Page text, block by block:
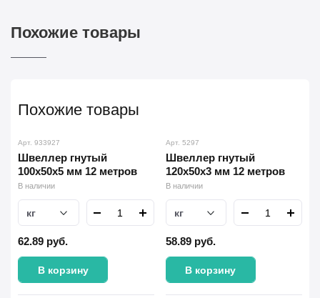
Похожие товары
Похожие товары
Арт. 933927
Швеллер гнутый
100х50х5 мм 12 метров
В наличии
кг
62.89 руб.
В корзину
Арт. 5297
Швеллер гнутый
120х50х3 мм 12 метров
В наличии
кг
58.89 руб.
В корзину